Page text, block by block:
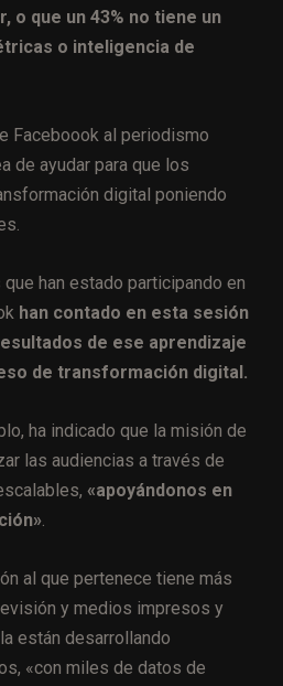
o que un 43% no tiene un
o inteligencia de
Faceboook al periodismo
de ayudar para que los
digital poniendo
han estado participando en
han contado en esta sesión
de ese aprendizaje
de transformación digital.
ha indicado que la misión de
las audiencias a través de
«apoyándonos en
.
al que pertenece tiene más
y medios impresos y
están desarrollando
«con miles de datos de